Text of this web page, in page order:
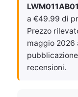
LWM011AB01
a €49.99 di
Prezzo
maggio 2026
recensioni.